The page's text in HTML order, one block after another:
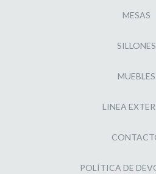
MESAS
SILLONES
MUEBLES
LINEA
POLÍTICA DE